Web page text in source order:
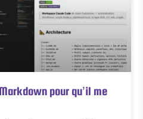
pour qu’il me